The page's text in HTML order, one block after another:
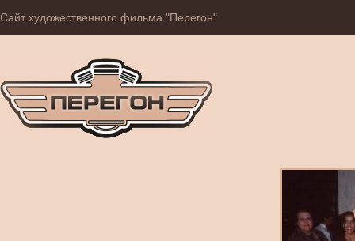
Сайт художественного фильма "Перегон"